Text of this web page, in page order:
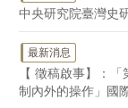
中央研究院臺灣史
最新消息
【 徵稿啟事】：
制內外的操作」國